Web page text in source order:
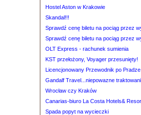
Hostel Aston w Krakowie
Skandal!!!
Sprawdź cenę biletu na pociąg przez
Sprawdź cenę biletu na pociąg przez
OLT Express - rachunek sumienia
KST przełożony, Voyager przesunięty!
Licencjonowany Przewodnik po
Gandalf Travel...niepowazne
Wrocław czy Kraków
Canarias-biuro La Costa Hotels&
Spada popyt na wycieczki